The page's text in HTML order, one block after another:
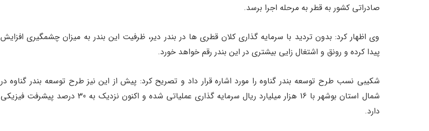
صادراتی کشور به قطر به مرحله اجرا برسد.
وی اظهار کرد: بدون تردید با سرمایه گذاری کلان قطری ها در بندر دیر، ظرفیت این بندر به میزان چشمگیری افزایش
پیدا کرده و رونق و اشتغال زایی بیشتری در این بندر رقم خواهد خورد.
شکیبی نسب طرح توسعه بندر گناوه را مورد اشاره قرار داد و تصریح کرد: پیش از این نیز طرح توسعه بندر گناوه در
شمال استان بوشهر با 16 هزار میلیارد ریال سرمایه گذاری عملیاتی شده و اکنون نزدیک به 30 درصد پیشرفت فیزیکی
دارد.